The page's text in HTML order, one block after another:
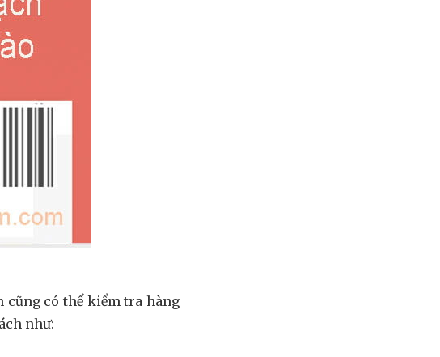
cũng có thể kiểm tra hàng
như: